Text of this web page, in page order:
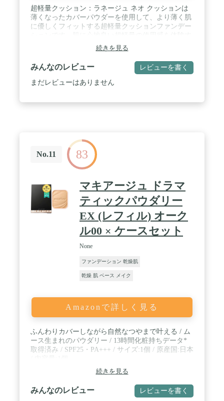
超軽量クッション：ラネージュ ネオ クッションは
薄くなったカバーパウダーを使用して、より薄く肌
に優しくフィットする超軽量クッションファンデー
ることができます。 / 肌に優しい超軽量カバー力：
汗と皮脂に強いスウェットプルーフ採用し、軽いつ
け心地で薄付きなのに高いカバー力。長時間崩れ知
らずの美肌に仕上げるカバー力と持続力が抜群、赤
み、黄ぐすみ、毛穴などをしっかりカバーできま
ので、夏にもぴったりです。 / ブルーライトカッ
ト：アモーレパシフィックのクッション初のブルー
ライトカット機能付き、PC、スマートフォンのブル
ーライトからお肌を守ります。 / 3カラー展開:アモ
ーレパシフィック独自のカラーデータをともに設計
されました。全3色のカラー展開で、お肌にぴった
りなカラーが選べます。人気な韓国コスメです。
続きを見る
みんなのレビュー レビューを書く
まだレビューはありません
No.11 83
マキアージュ ドラマ
ティックパウダリー
EX (レフィル) オーク
ル00 × ケースセット
None
ファンデーション 乾燥肌
乾燥 肌 ベース メイク
Amazonで詳しく見る
ふんわりカバーしながら自然なつやまで叶える / ム
ース生まれのパウダリー / 13時間化粧持ちデータ*
取得済み / SPF25・PA+++ / サイズ:1個 / 原産国:日本
続きを見る
みんなのレビュー レビューを書く